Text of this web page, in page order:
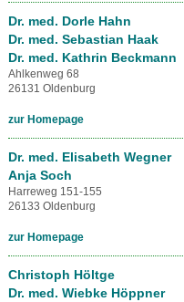
Dr. med. Dorle Hahn
Dr. med. Sebastian Haak
Dr. med. Kathrin Beckmann
Ahlkenweg 68
26131 Oldenburg
zur Homepage
Dr. med. Elisabeth Wegner
Anja Soch
Harreweg 151-155
26133 Oldenburg
zur Homepage
Christoph Höltge
Dr. med. Wiebke Höppner